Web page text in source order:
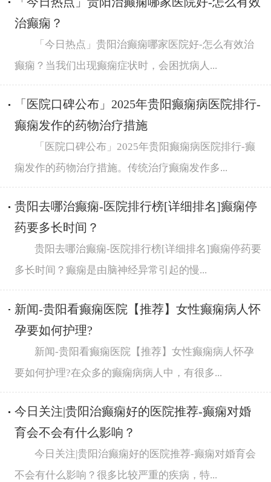
治癫痫？
「今日热点」贵阳治癫痫哪家医院好-怎么有效治
癫痫？当我们出现癫痫症状时，会困扰病人...
「医院口碑公布」2025年贵阳癫痫病医院排行-
癫痫发作的药物治疗措施
「医院口碑公布」2025年贵阳癫痫病医院排行-癫
痫发作的药物治疗措施。传统治疗癫痫发作多...
贵阳去哪治癫痫-医院排行榜[详细排名]癫痫停
药要多长时间？
贵阳去哪治癫痫-医院排行榜[详细排名]癫痫停药要
多长时间？癫痫是由脑神经异常引起的慢...
新闻-贵阳看癫痫医院【推荐】女性癫痫病人怀
孕要如何护理?
新闻-贵阳看癫痫医院【推荐】女性癫痫病人怀孕
要如何护理?在众多的癫痫病病人中，有很多...
今日关注|贵阳治癫痫好的医院推荐-癫痫对婚
育会不会有什么影响？
今日关注|贵阳治癫痫好的医院推荐-癫痫对婚育会
不会有什么影响？很多比较严重的疾病，特...